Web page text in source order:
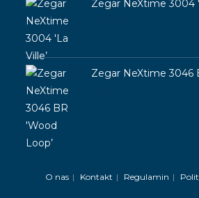
new
tab
new
tab
Zegar NeXtime 3004
Zegar NeXtime 3046
O nas Kontakt Regulamin